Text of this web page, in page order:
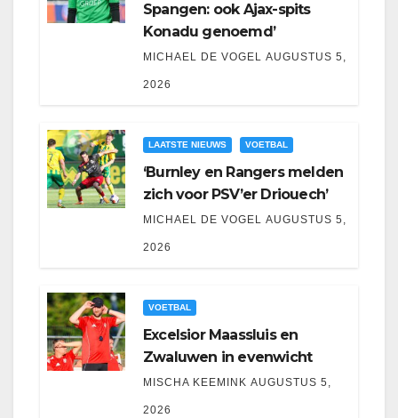
Spangen: ook Ajax-spits
Konadu genoemd’
MICHAEL DE VOGEL AUGUSTUS 5,
2026
LAATSTE NIEUWS VOETBAL
‘Burnley en Rangers melden
zich voor PSV’er Driouech’
MICHAEL DE VOGEL AUGUSTUS 5,
2026
VOETBAL
Excelsior Maassluis en
Zwaluwen in evenwicht
MISCHA KEEMINK AUGUSTUS 5,
2026